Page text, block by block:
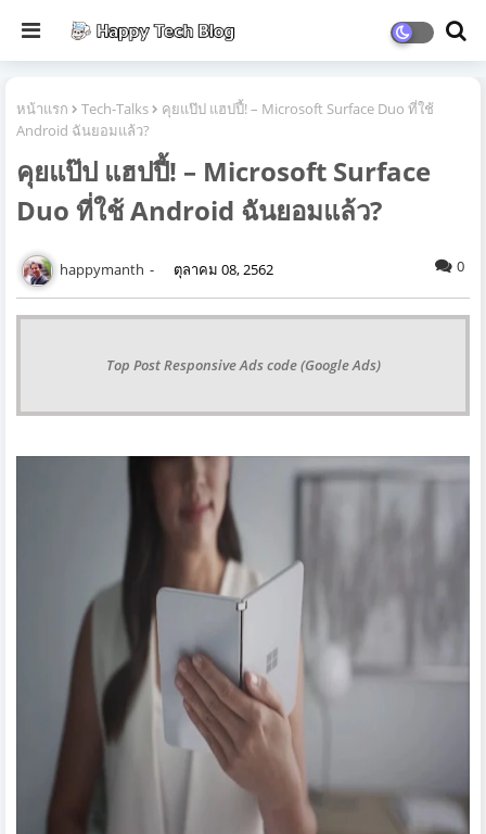
หน้าแรก Tech-Talks
คุยแป๊ป แฮปปี้! – Microsoft Surface Duo ที่ใช้
Android ฉันยอมแล้ว?
คุยแป๊ป แฮปปี้! – Microsoft Surface
Duo ที่ใช้ Android ฉันยอมแล้ว?
happymanth ตุลาคม 08, 2562 0
Top Post Responsive Ads code (Google Ads)